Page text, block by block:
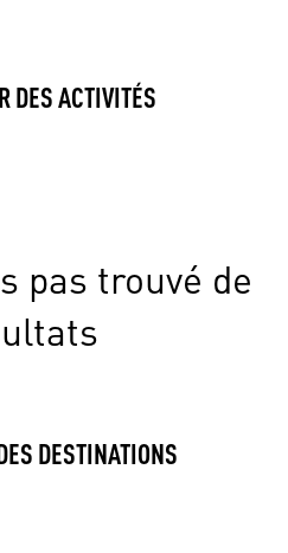
DES ACTIVITÉS
pas trouvé de
DESTINATIONS